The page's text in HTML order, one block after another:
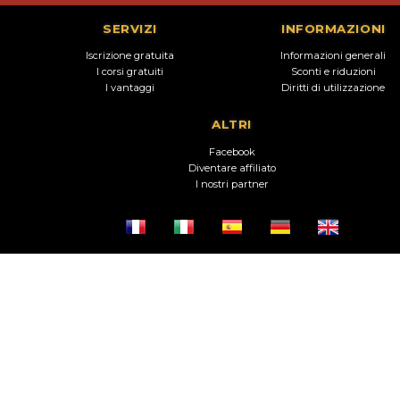
SERVIZI
Iscrizione gratuita
I corsi gratuiti
I vantaggi
INFORMAZIONI
Informazioni generali
Sconti e riduzioni
Diritti di utilizzazione
ALTRI
Facebook
Diventare affiliato
I nostri partner